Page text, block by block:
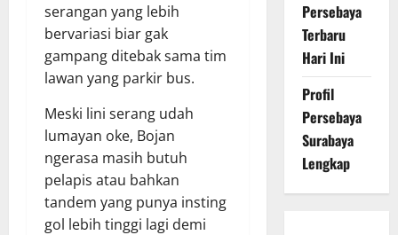
serangan yang lebih
bervariasi biar gak
gampang ditebak sama tim
lawan yang parkir bus.
Meski lini serang udah
lumayan oke, Bojan
ngerasa masih butuh
pelapis atau bahkan
tandem yang punya insting
gol lebih tinggi lagi demi
Persebaya
Terbaru
Hari Ini
Profil
Persebaya
Surabaya
Lengkap